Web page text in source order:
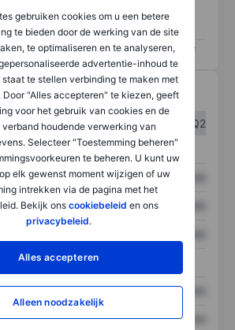
gebruiken cookies om u een betere
te bieden door de werking van de site
te optimaliseren en te analyseren,
advertentie-inhoud te
staat te stellen verbinding te maken met
Door "Alles accepteren" te kiezen, geeft
voor het gebruik van cookies en de
verband houdende verwerking van
Selecteer "Toestemming beheren"
te beheren. U kunt uw
elk gewenst moment wijzigen of uw
intrekken via de pagina met het
Bekijk ons cookiebeleid en ons
privacybeleid.
Alles accepteren
Alleen noodzakelijk
risicomethodologie
/
Q1
Q2
XXXXXXX XXXXXXX
XXXXXXX XXXXXXX
XXXXXXX XXXXXXX
XXXXXXX XXXXXXX